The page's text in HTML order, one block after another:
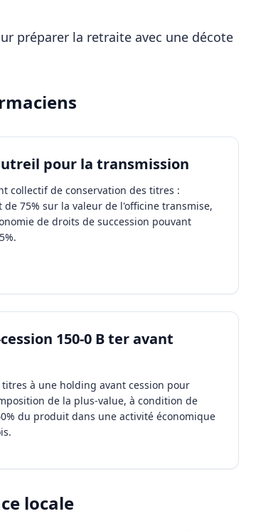
préparer la retraite avec une décote
pour la transmission
collectif de conservation des titres :
de 75% sur la valeur de l'officine transmise,
de droits de succession pouvant
150-0 B ter avant
à une holding avant cession pour
de la plus-value, à condition de
du produit dans une activité économique
locale